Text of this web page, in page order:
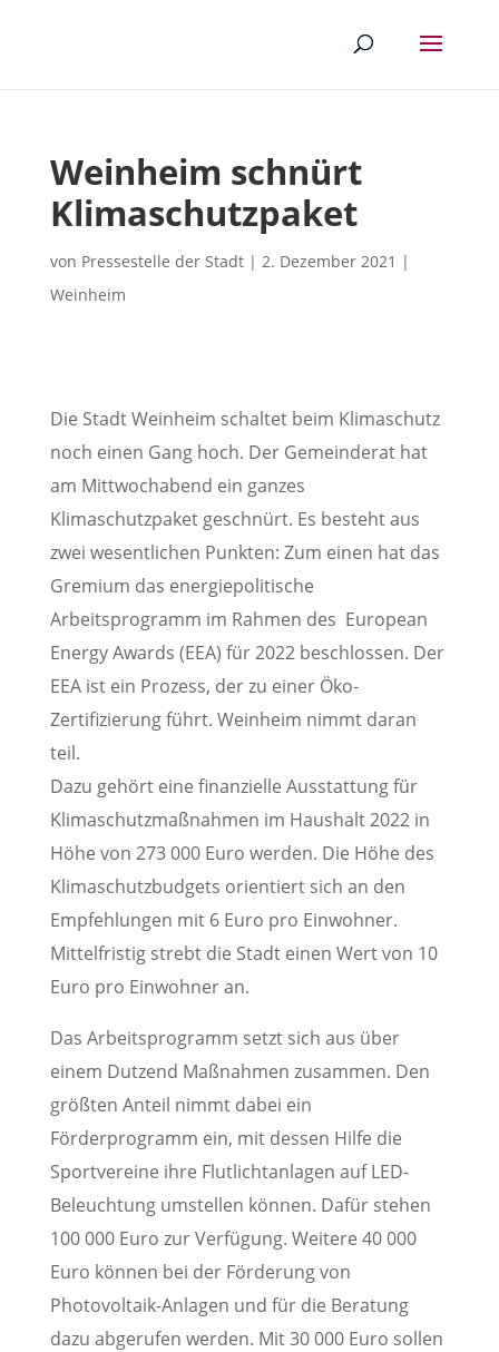
Weinheim schnürt
Klimaschutzpaket
von Pressestelle der Stadt| 2. Dezember 2021 |
Weinheim
Die Stadt Weinheim schaltet beim Klimaschutz
noch einen Gang hoch. Der Gemeinderat hat
am Mittwochabend ein ganzes
Klimaschutzpaket geschnürt. Es besteht aus
zwei wesentlichen Punkten: Zum einen hat das
Gremium das energiepolitische
Arbeitsprogramm im Rahmen des European
Energy Awards (EEA) für 2022 beschlossen. Der
EEA ist ein Prozess, der zu einer Öko-
Zertifizierung führt. Weinheim nimmt daran
teil.
Dazu gehört eine finanzielle Ausstattung für
Klimaschutzmaßnahmen im Haushalt 2022 in
Höhe von 273 000 Euro werden. Die Höhe des
Klimaschutzbudgets orientiert sich an den
Empfehlungen mit 6 Euro pro Einwohner.
Mittelfristig strebt die Stadt einen Wert von 10
Euro pro Einwohner an.
Das Arbeitsprogramm setzt sich aus über
einem Dutzend Maßnahmen zusammen. Den
größten Anteil nimmt dabei ein
Förderprogramm ein, mit dessen Hilfe die
Sportvereine ihre Flutlichtanlagen auf LED-
Beleuchtung umstellen können. Dafür stehen
100 000 Euro zur Verfügung. Weitere 40 000
Euro können bei der Förderung von
Photovoltaik-Anlagen und für die Beratung
dazu abgerufen werden. Mit 30 000 Euro sollen